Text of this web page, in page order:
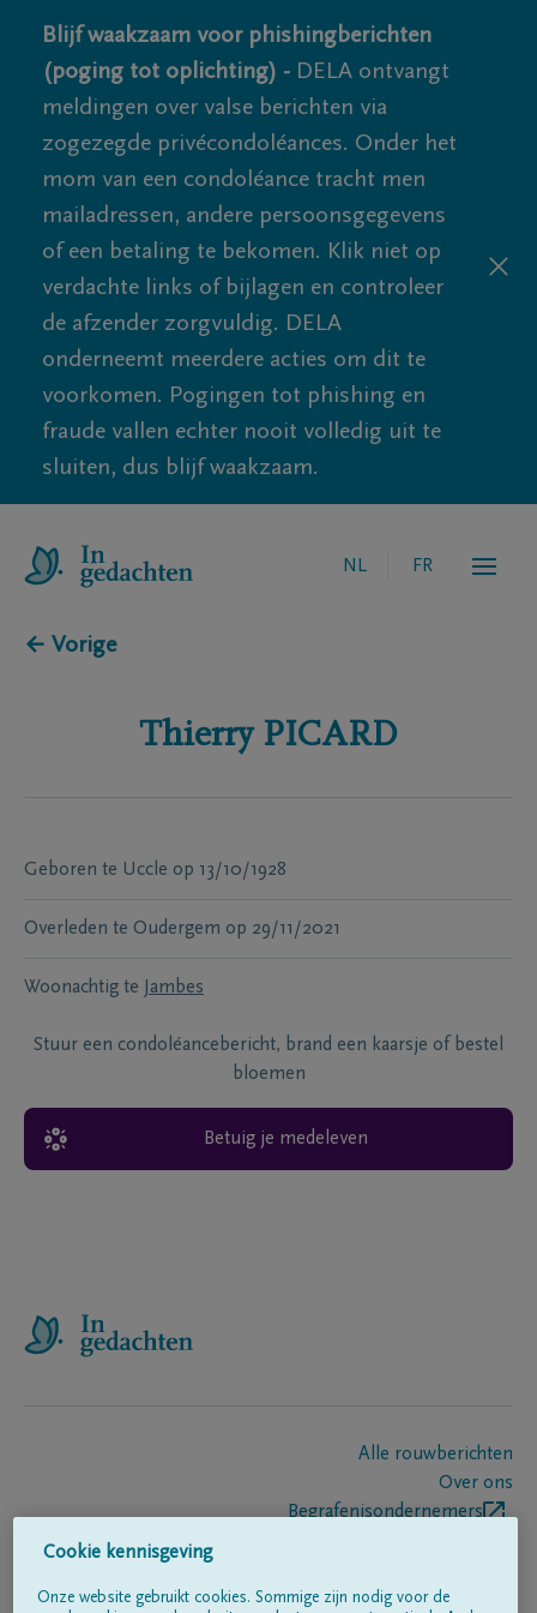
Blijf waakzaam voor phishingberichten
(poging tot oplichting) - DELA ontvangt
meldingen over valse berichten via
zogezegde privécondoléances. Onder het
mom van een condoléance tracht men
mailadressen, andere persoonsgegevens
of een betaling te bekomen. Klik niet op
verdachte links of bijlagen en controleer
de afzender zorgvuldig. DELA
onderneemt meerdere acties om dit te
voorkomen. Pogingen tot phishing en
fraude vallen echter nooit volledig uit te
sluiten, dus blijf waakzaam.
NL FR
← Vorige
Thierry PICARD
Geboren te Uccle op 13/10/1928
Overleden te Oudergem op 29/11/2021
Woonachtig te Jambes
Stuur een condoléancebericht, brand een kaarsje of bestel
bloemen
Betuig je medeleven
Alle rouwberichten
Over ons
Begrafenisondernemers
Cookie kennisgeving
Onze website gebruikt cookies. Sommige zijn nodig voor de